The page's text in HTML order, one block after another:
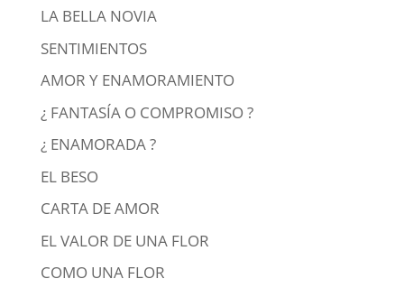
LA BELLA NOVIA
SENTIMIENTOS
AMOR Y ENAMORAMIENTO
¿ FANTASÍA O COMPROMISO ?
¿ ENAMORADA ?
EL BESO
CARTA DE AMOR
EL VALOR DE UNA FLOR
COMO UNA FLOR